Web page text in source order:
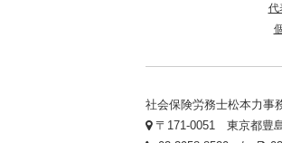
代
社会保険労務士松本力事
〒171-0051 東京都豊